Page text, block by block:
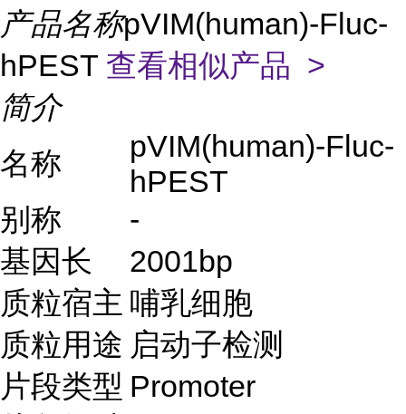
产品名称pVIM(human)-Fluc-
hPEST 查看相似产品 >
简介
名称
pVIM(human)-Fluc-
hPEST
别称
-
基因长
2001bp
质粒宿主 哺乳细胞
质粒用途 启动子检测
片段类型 Promoter